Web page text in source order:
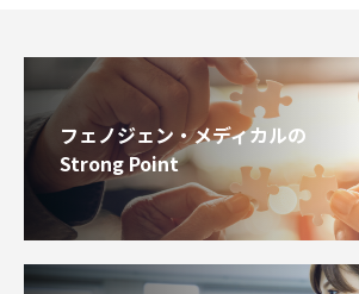
フェノジェン・メディカルの
Strong Point